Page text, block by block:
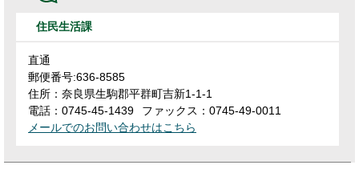
住民生活課
直通
郵便番号:636-8585
住所：奈良県生駒郡平群町吉新1-1-1
電話：0745-45-1439
ファックス：0745-49-0011
メールでのお問い合わせはこちら